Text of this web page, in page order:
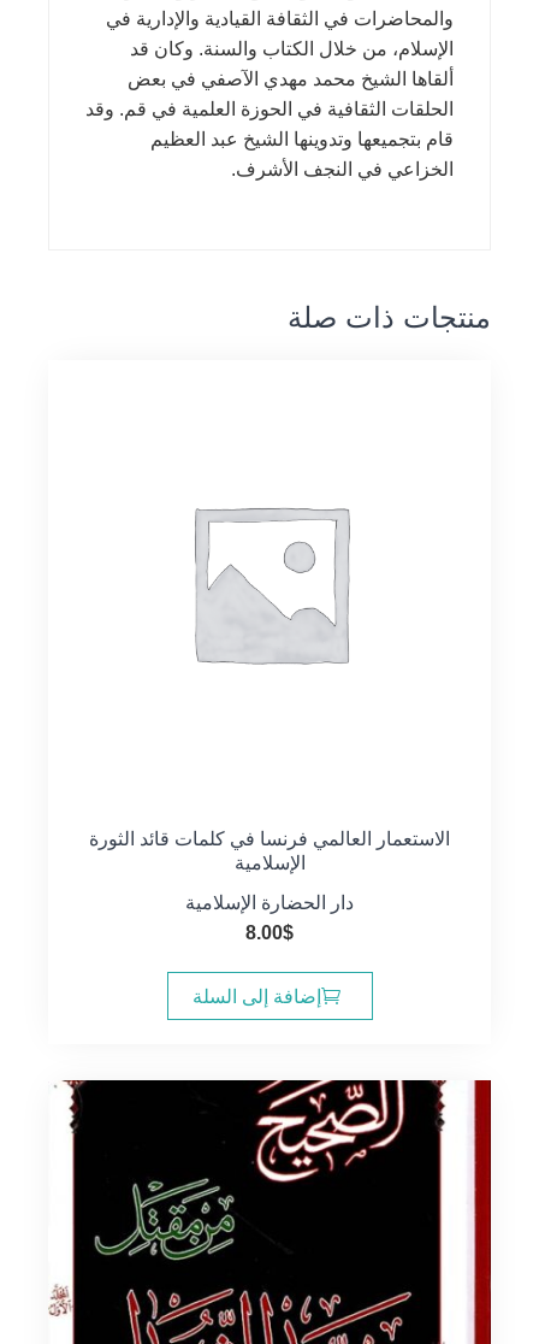
والمحاضرات في الثقافة القيادية والإدارية في
الإسلام، من خلال الكتاب والسنة. وكان قد
ألقاها الشيخ محمد مهدي الآصفي في بعض
الحلقات الثقافية في الحوزة العلمية في قم. وقد
قام بتجميعها وتدوينها الشيخ عبد العظيم
الخزاعي في النجف الأشرف.
منتجات ذات صلة
الاستعمار العالمي فرنسا في كلمات قائد الثورة
الإسلامية
دار الحضارة الإسلامية
8.00$
إضافة إلى السلة